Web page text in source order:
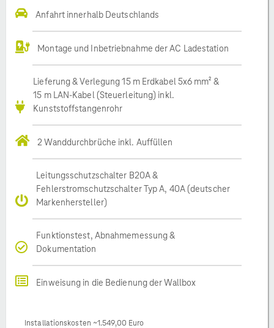
Anfahrt innerhalb Deutschlands
Montage und Inbetriebnahme der AC Ladestation
Lieferung & Verlegung 15 m Erdkabel 5x6 mm² &
15 m LAN-Kabel (Steuerleitung) inkl.
Kunststoffstangenrohr
2 Wanddurchbrüche inkl. Auffüllen
Leitungsschutzschalter B20A &
Fehlerstromschutzschalter Typ A, 40A (deutscher
Markenhersteller)
Funktionstest, Abnahmemessung &
Dokumentation
Einweisung in die Bedienung der Wallbox
Installationskosten ~1.549,00 Euro